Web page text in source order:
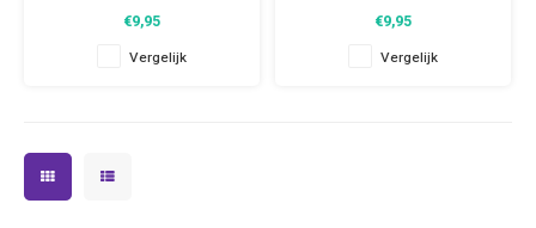
echte blikvanger. De regen kan
jou niet meer deren als je onder
deze leuke Marvel paraplu loopt.
€9,95
Vergelijk
met drukkertje wordt de paraplu
heel makkelijk
samengevouwen en vastgezet.
€9,95
Vergelijk